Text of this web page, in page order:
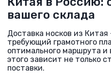
вашего склада
Доставка носков из
требующий грамотного
оптимального маршрута и
этого зависит не только
поставки.